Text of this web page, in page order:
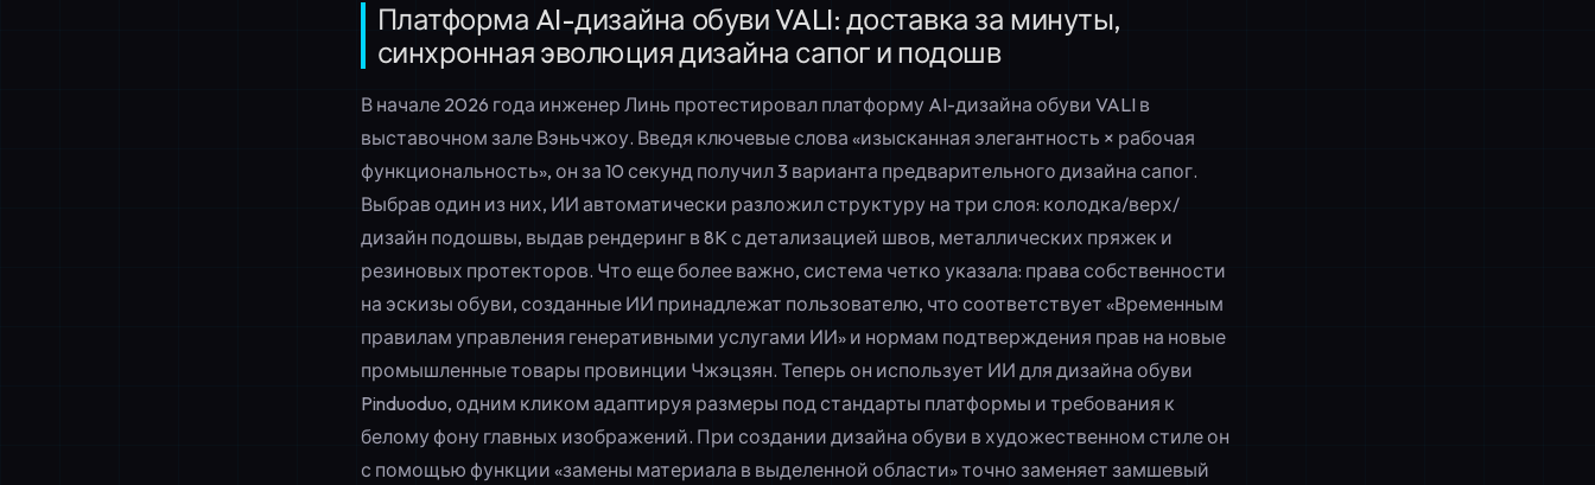
Платформа AI-дизайна обуви VALI: доставка за минуты,
синхронная эволюция дизайна сапог и подошв
В начале 2026 года инженер Линь протестировал платформу AI-дизайна обуви VALI в
выставочном зале Вэньчжоу. Введя ключевые слова «изысканная элегантность × рабочая
функциональность», он за 10 секунд получил 3 варианта предварительного дизайна сапог.
Выбрав один из них, ИИ автоматически разложил структуру на три слоя: колодка/верх/
дизайн подошвы, выдав рендеринг в 8K с детализацией швов, металлических пряжек и
резиновых протекторов. Что еще более важно, система четко указала: права собственности
на эскизы обуви, созданные ИИ принадлежат пользователю, что соответствует «Временным
правилам управления генеративными услугами ИИ» и нормам подтверждения прав на новые
промышленные товары провинции Чжэцзян. Теперь он использует ИИ для дизайна обуви
Pinduoduo, одним кликом адаптируя размеры под стандарты платформы и требования к
белому фону главных изображений. При создании дизайна обуви в художественном стиле он
с помощью функции «замены материала в выделенной области» точно заменяет замшевый